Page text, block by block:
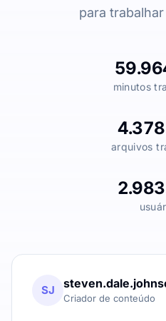
para
minutos
arquivos
SJ
Criador de conteúdo